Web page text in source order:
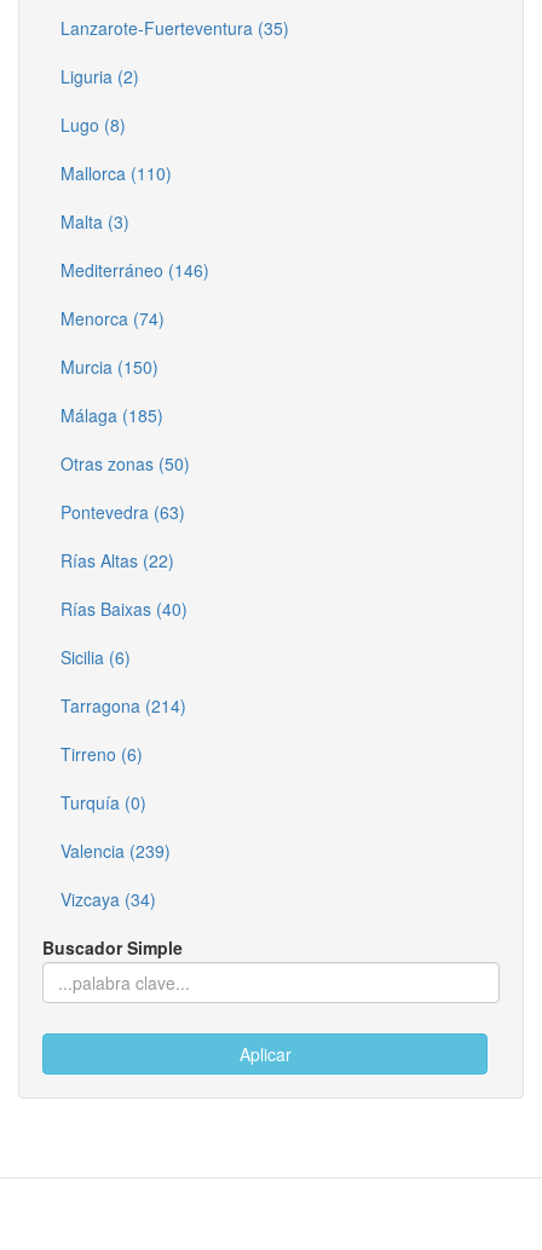
Lanzarote-Fuerteventura (35)
Liguria (2)
Lugo (8)
Mallorca (110)
Malta (3)
Mediterráneo (146)
Menorca (74)
Murcia (150)
Málaga (185)
Otras zonas (50)
Pontevedra (63)
Rías Altas (22)
Rías Baixas (40)
Sicilia (6)
Tarragona (214)
Tirreno (6)
Turquía (0)
Valencia (239)
Vizcaya (34)
Buscador Simple
Aplicar